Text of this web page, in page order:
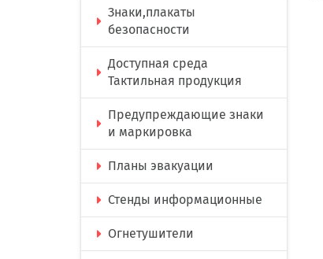
Знаки,плакаты
безопасности
Доступная среда
Тактильная продукция
Предупреждающие знаки
и маркировка
Планы эвакуации
Стенды информационные
Огнетушители